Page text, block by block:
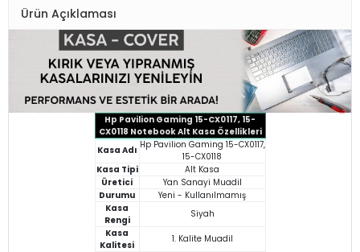
Ürün Açıklaması
Hp Pavilion Gaming 15-CX0117, 15-
CX0118 Notebook Alt Kasa Özellikleri
Kasa Adı Hp Pavilion Gaming 15-CX0117,
15-CX0118
Kasa Tipi
Alt Kasa
Üretici
Yan Sanayi Muadil
Durumu
Yeni - Kullanılmamış
Kasa
Rengi
Siyah
Kasa
Kalitesi
1. Kalite Muadil